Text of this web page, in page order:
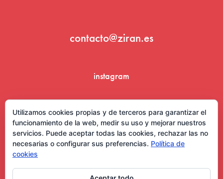
contacto@ziran.es
instagram
Utilizamos cookies propias y de terceros para garantizar el
funcionamiento de la web, medir su uso y mejorar nuestros
servicios. Puede aceptar todas las cookies, rechazar las no
necesarias o configurar sus preferencias. Política de
cookies